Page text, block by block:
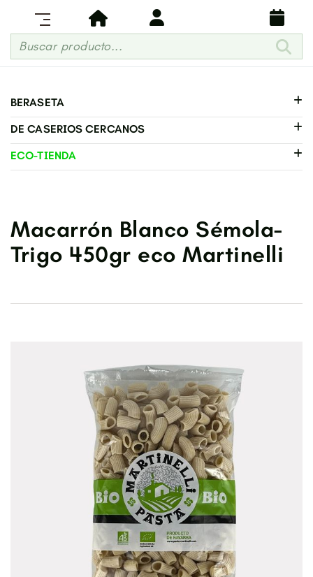
Buscar producto...
Macarrón Blanco Sémola-
Trigo 450gr eco Martinelli
BERASETA
DE CASERIOS CERCANOS
ECO-TIENDA